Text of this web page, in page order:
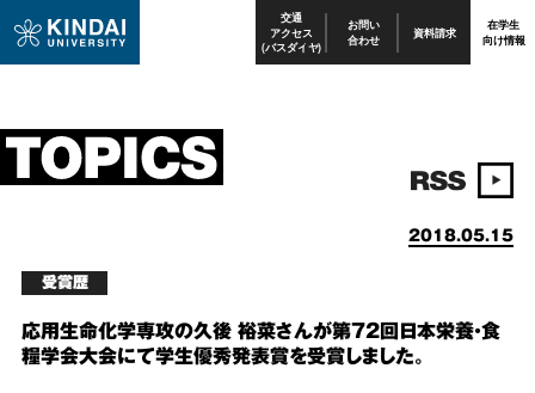
交通
アクセス
(バスダイヤ)
お問い
合わせ 資料請求 在学生
向け情報
2018.05.15
受賞歴
応用生命化学専攻の久後 裕菜さんが第72回日本栄養・食
糧学会大会にて学生優秀発表賞を受賞しました。